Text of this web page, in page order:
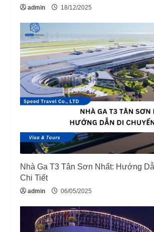
g
admin 18/12/2025
Nhà Ga T3 Tân Sơn Nhất: Hướng
Chi Tiết
admin 06/05/2025